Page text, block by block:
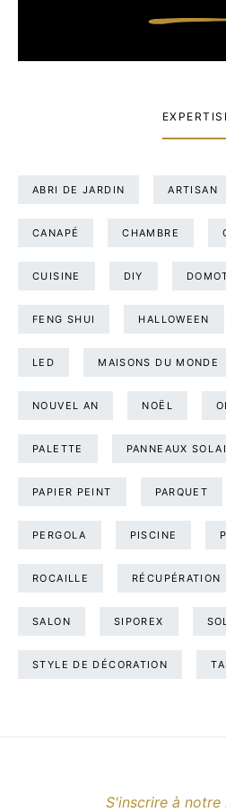
ABRI DE JARDIN ARTISAN
CANAPÉ CHAMBRE
CUISINE DIY
FENG SHUI HALLOWEEN
LED MAISONS DU MONDE
NOUVEL AN NOËL
PALETTE PANNEAUX
PAPIER PEINT PARQUET
PERGOLA PISCINE
ROCAILLE RÉCUPÉRATION
SALON SIPOREX
STYLE DE DÉCORATION
S'inscrire à notre